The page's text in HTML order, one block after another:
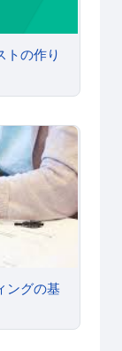
トの作り
グの基本と英文
ングの基